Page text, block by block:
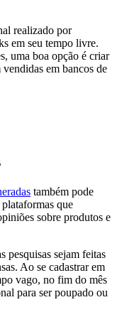
realizado por
em seu tempo livre.
uma boa opção é criar
em bancos de
também pode
que
sobre produtos e
pesquisas sejam feitas
Ao se cadastrar em
vago, no fim do mês
para ser poupado ou